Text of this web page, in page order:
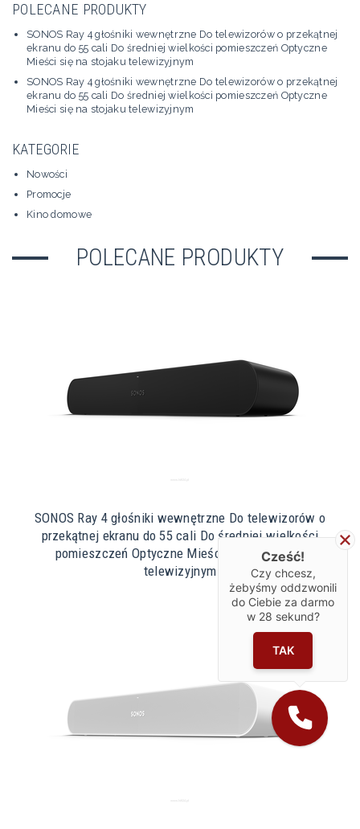
POLECANE PRODUKTY
SONOS Ray 4 głośniki wewnętrzne Do telewizorów o przekątnej
ekranu do 55 cali Do średniej wielkości pomieszczeń Optyczne
Mieści się na stojaku telewizyjnym
SONOS Ray 4 głośniki wewnętrzne Do telewizorów o przekątnej
ekranu do 55 cali Do średniej wielkości pomieszczeń Optyczne
Mieści się na stojaku telewizyjnym
KATEGORIE
Nowości
Promocje
Kino domowe
POLECANE PRODUKTY
SONOS Ray 4 głośniki wewnętrzne Do telewizorów o
przekątnej ekranu do 55 cali Do średniej wielkości
pomieszczeń Optyczne Mieści się na stojaku
telewizyjnym
Cześć!
Czy chcesz,
żebyśmy oddzwonili
do Ciebie za darmo
w 28 sekund?
TAK